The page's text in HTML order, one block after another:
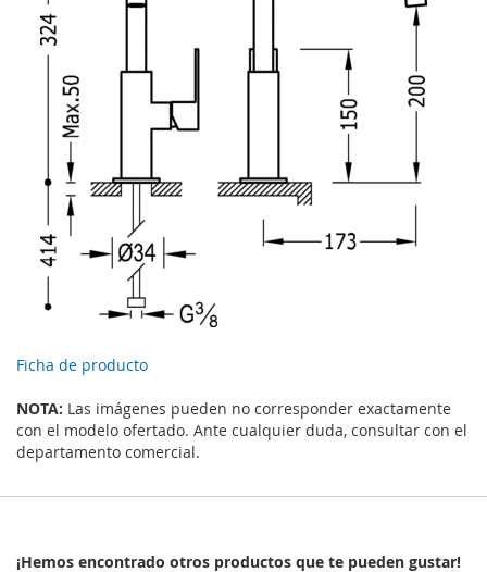
Ficha de producto
NOTA: Las imágenes pueden no corresponder exactamente
con el modelo ofertado. Ante cualquier duda, consultar con el
departamento comercial.
¡Hemos encontrado otros productos que te pueden gustar!